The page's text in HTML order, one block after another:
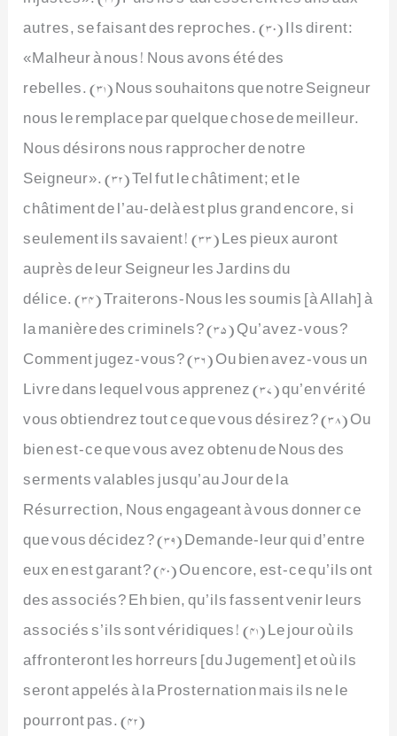
autres, se faisant des reproches. (30) Ils dirent:
«Malheur à nous! Nous avons été des
rebelles. (31) Nous souhaitons que notre Seigneur
nous le remplace par quelque chose de meilleur.
Nous désirons nous rapprocher de notre
Seigneur». (32) Tel fut le châtiment; et le
châtiment de l’au-delà est plus grand encore, si
seulement ils savaient! (33) Les pieux auront
auprès de leur Seigneur les Jardins du
délice. (34) Traiterons-Nous les soumis [à Allah] à
la manière des criminels? (35) Qu’avez-vous?
Comment jugez-vous? (36) Ou bien avez-vous un
Livre dans lequel vous apprenez (37) qu’en vérité
vous obtiendrez tout ce que vous désirez? (38) Ou
bien est-ce que vous avez obtenu de Nous des
serments valables jusqu’au Jour de la
Résurrection, Nous engageant à vous donner ce
que vous décidez? (39) Demande-leur qui d’entre
eux en est garant? (40) Ou encore, est-ce qu’ils ont
des associés? Eh bien, qu’ils fassent venir leurs
associés s’ils sont véridiques! (41) Le jour où ils
affronteront les horreurs [du Jugement] et où ils
seront appelés à la Prosternation mais ils ne le
pourront pas. (42)